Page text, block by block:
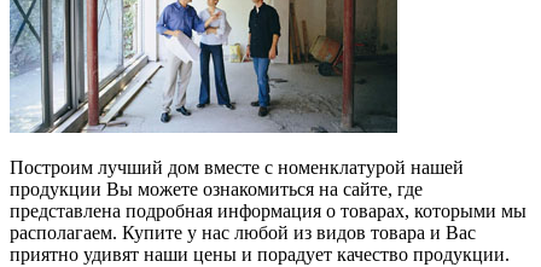
Построим лучший дом вместе с номенклатурой нашей
продукции Вы можете ознакомиться на сайте, где
представлена подробная информация о товарах, которыми мы
располагаем. Купите у нас любой из видов товара и Вас
приятно удивят наши цены и порадует качество продукции.